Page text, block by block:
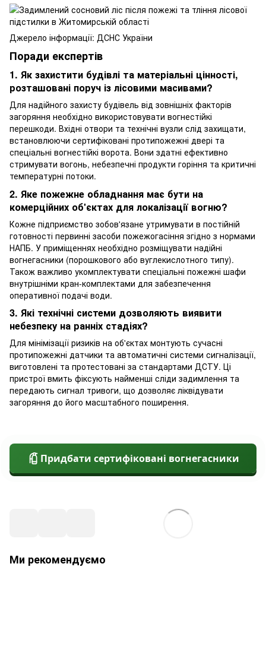
Джерело інформації: ДСНС України
Поради експертів
1. Як захистити будівлі та матеріальні цінності,
розташовані поруч із лісовими масивами?
Для надійного захисту будівель від зовнішніх факторів
загоряння необхідно використовувати вогнестійкі
перешкоди. Вхідні отвори та технічні вузли слід захищати,
встановлюючи сертифіковані протипожежні двері та
спеціальні вогнестійкі ворота. Вони здатні ефективно
стримувати вогонь, небезпечні продукти горіння та критичні
температурні потоки.
2. Яке пожежне обладнання має бути на
комерційних об'єктах для локалізації вогню?
Кожне підприємство зобов'язане утримувати в постійній
готовності первинні засоби пожежогасіння згідно з нормами
НАПБ. У приміщеннях необхідно розміщувати надійні
вогнегасники (порошкового або вуглекислотного типу).
Також важливо укомплектувати спеціальні пожежні шафи
внутрішніми кран-комплектами для забезпечення
оперативної подачі води.
3. Які технічні системи дозволяють виявити
небезпеку на ранніх стадіях?
Для мінімізації ризиків на об'єктах монтують сучасні
протипожежні датчики та автоматичні системи сигналізації,
виготовлені та протестовані за стандартами ДСТУ. Ці
пристрої вмить фіксують найменші сліди задимлення та
передають сигнал тривоги, що дозволяє ліквідувати
загоряння до його масштабного поширення.
Придбати сертифіковані вогнегасники
Ми рекомендуємо